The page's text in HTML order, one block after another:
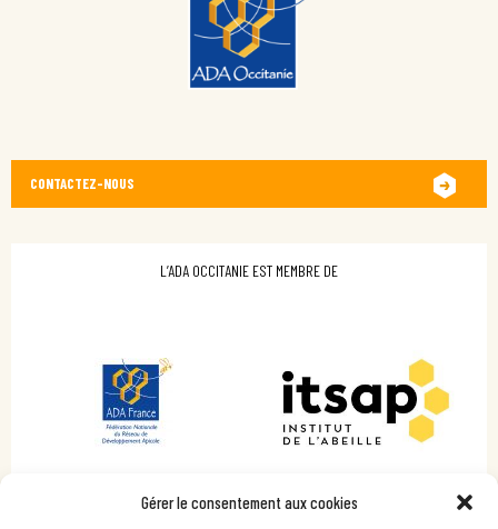
Gérer le consentement aux cookies
CONTACTEZ-NOUS
L’ADA OCCITANIE EST MEMBRE DE